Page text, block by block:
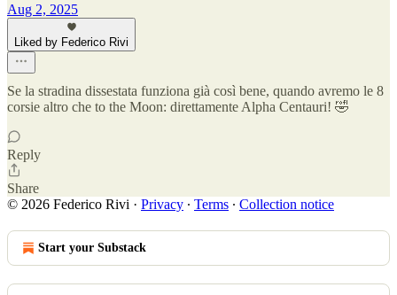
Aug 2, 2025
Liked by Federico Rivi
Se la stradina dissestata funziona già così bene, quando avremo le 8
corsie altro che to the Moon: direttamente Alpha Centauri! 🤣
Reply
Share
© 2026 Federico Rivi · Privacy ∙ Terms ∙ Collection notice
Start your Substack